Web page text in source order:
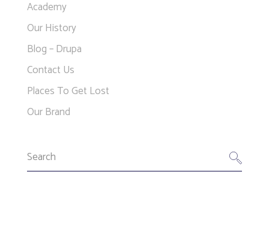
Academy
Our History
Blog – Drupa
Contact Us
Places To Get Lost
Our Brand
Search
for: